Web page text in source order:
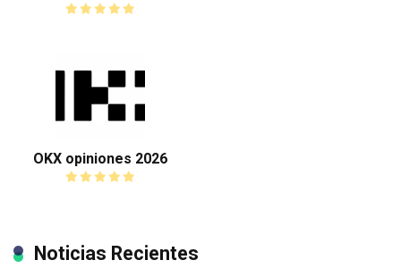
OKX opiniones 2026
Noticias Recientes